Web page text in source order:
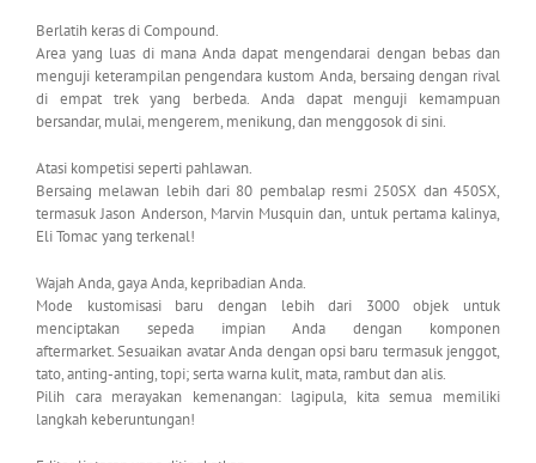
Berlatih keras di Compound.
Area yang luas di mana Anda dapat mengendarai dengan bebas dan
menguji keterampilan pengendara kustom Anda, bersaing dengan rival
di empat trek yang berbeda. Anda dapat menguji kemampuan
bersandar, mulai, mengerem, menikung, dan menggosok di sini.
Atasi kompetisi seperti pahlawan.
Bersaing melawan lebih dari 80 pembalap resmi 250SX dan 450SX,
termasuk Jason Anderson, Marvin Musquin dan, untuk pertama kalinya,
Eli Tomac yang terkenal!
Wajah Anda, gaya Anda, kepribadian Anda.
Mode kustomisasi baru dengan lebih dari 3000 objek untuk
menciptakan sepeda impian Anda dengan komponen
aftermarket. Sesuaikan avatar Anda dengan opsi baru termasuk jenggot,
tato, anting-anting, topi; serta warna kulit, mata, rambut dan alis.
Pilih cara merayakan kemenangan: lagipula, kita semua memiliki
langkah keberuntungan!